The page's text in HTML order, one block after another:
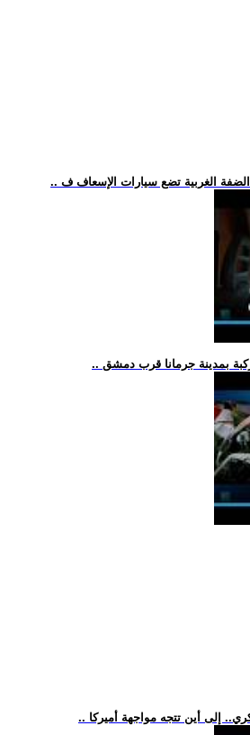
الغربية تضع سيارات الإسعاف ف
إلى أين تتجه مواجهة أميركا